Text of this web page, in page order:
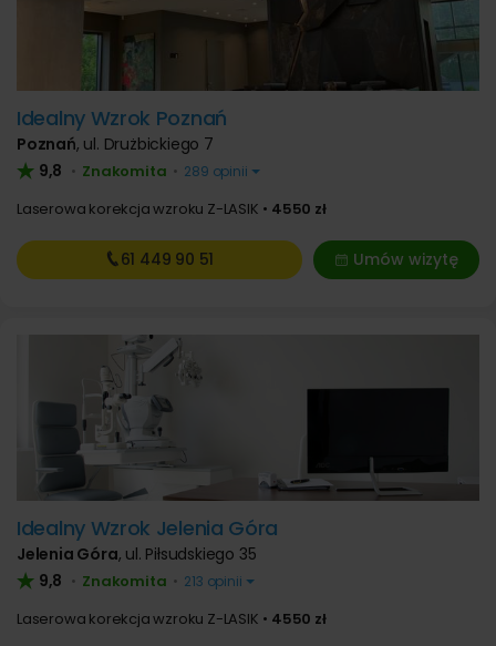
Idealny Wzrok Poznań
Poznań, ul. Drużbickiego 7
9,8 • Znakomita • 289 opinii
Laserowa korekcja wzroku Z-LASIK 4550 zł
Umów wizytę
61 449 90 51
Idealny Wzrok Jelenia Góra
Jelenia Góra, ul. Piłsudskiego 35
9,8 • Znakomita • 213 opinii
Laserowa korekcja wzroku Z-LASIK 4550 zł